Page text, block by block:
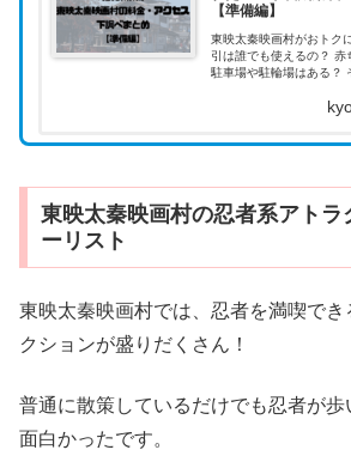
【準備編】
東映太秦映画村がおトク
引は誰でも使えるの？ 赤
駐車場や駐輪場はある？
東映太秦映画村の忍者系アトラ
ーリスト
東映太秦映画村では、忍者を満喫でき
クションが盛りだくさん！
普通に散策しているだけでも忍者が
面白かったです。